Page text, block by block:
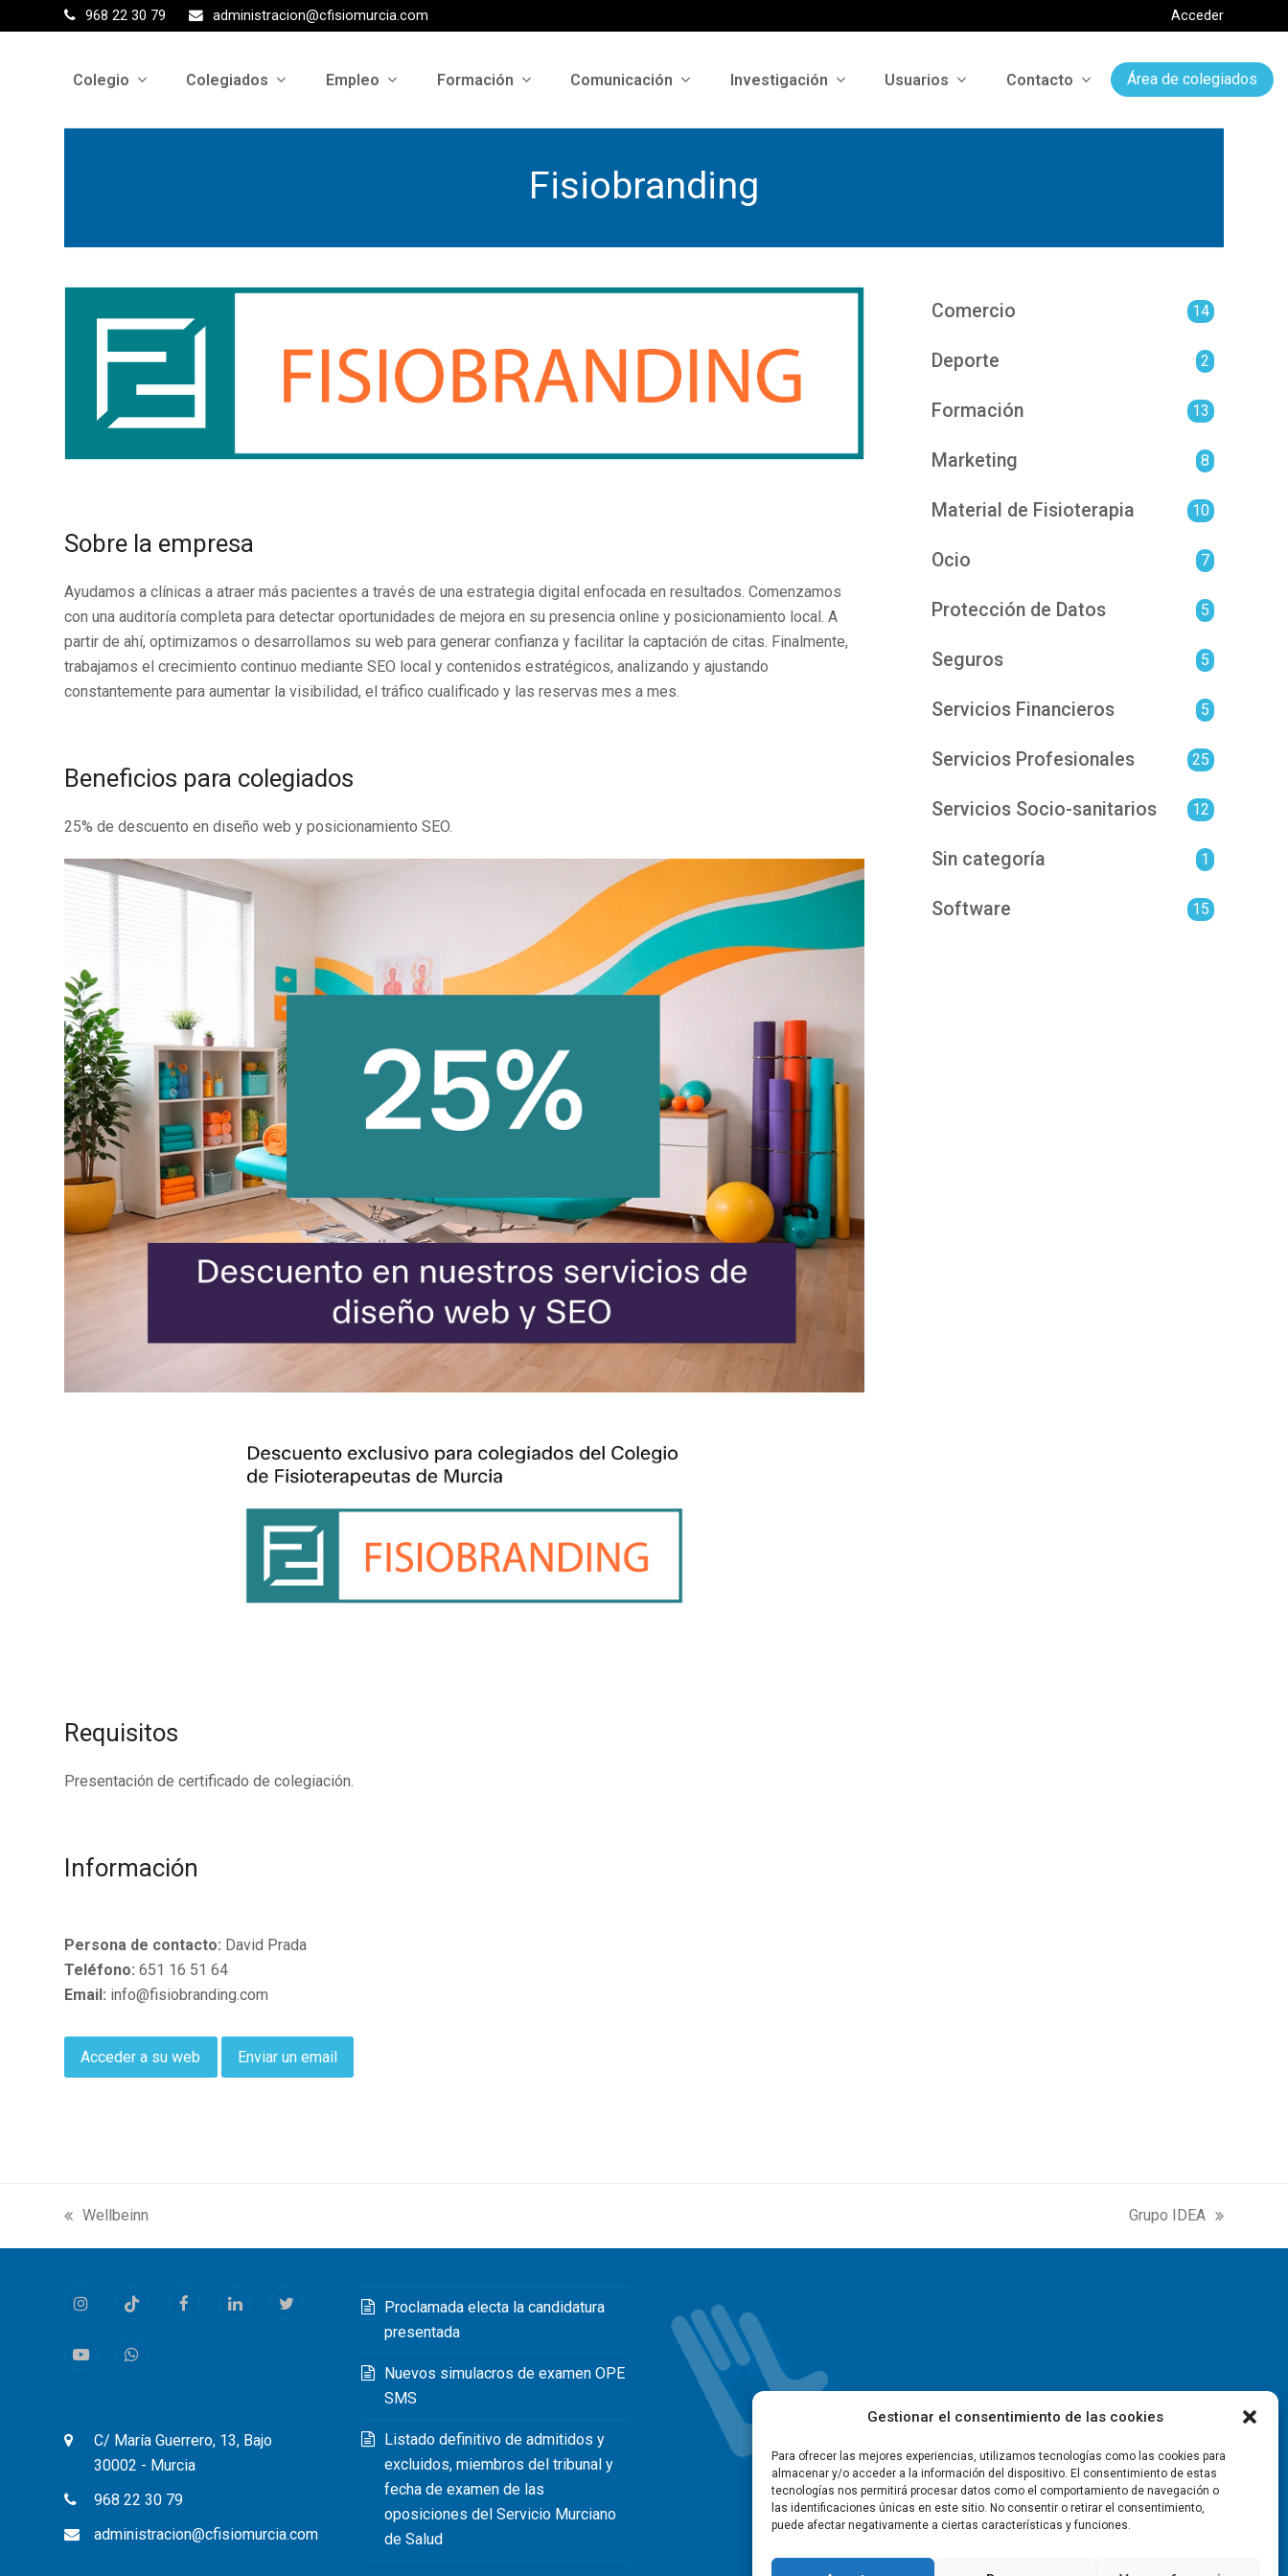
Gestionar el consentimiento de las cookies
Para ofrecer las mejores experiencias, utilizamos tecnologías como las cookies para
almacenar y/o acceder a la información del dispositivo. El consentimiento de estas
tecnologías nos permitirá procesar datos como el comportamiento de navegación o
las identificaciones únicas en este sitio. No consentir o retirar el consentimiento,
puede afectar negativamente a ciertas características y funciones.
968 22 30 79 administracion@cfisiomurcia.com Acceder
Colegio Colegiados Empleo Formación Comunicación Investigación Usuarios Contacto Área de colegiados
Fisiobranding
Sobre la empresa
Ayudamos a clínicas a atraer más pacientes a través de una estrategia digital enfocada en resultados. Comenzamos
con una auditoría completa para detectar oportunidades de mejora en su presencia online y posicionamiento local. A
partir de ahí, optimizamos o desarrollamos su web para generar confianza y facilitar la captación de citas. Finalmente,
trabajamos el crecimiento continuo mediante SEO local y contenidos estratégicos, analizando y ajustando
constantemente para aumentar la visibilidad, el tráfico cualificado y las reservas mes a mes.
Beneficios para colegiados
25% de descuento en diseño web y posicionamiento SEO.
Requisitos
Presentación de certificado de colegiación.
Información
Persona de contacto: David Prada
Teléfono: 651 16 51 64
Email: info@fisiobranding.com
Acceder a su web Enviar un email
Comercio 14
Deporte 2
Formación 13
Marketing 8
Material de Fisioterapia 10
Ocio 7
Protección de Datos 5
Seguros 5
Servicios Financieros 5
Servicios Profesionales 25
Servicios Socio-sanitarios 12
Sin categoría 1
Software 15
previous
post:
Wellbeinn
next
post:
Grupo IDEA
InstagramTiktok FacebookLinkedInTwitter
YoutubeWhatsapp
C/ María Guerrero, 13, Bajo
30002 - Murcia
968 22 30 79
administracion@cfisiomurcia.com
Proclamada electa la candidatura
presentada
Nuevos simulacros de examen OPE
SMS
Listado definitivo de admitidos y
excluidos, miembros del tribunal y
fecha de examen de las
oposiciones del Servicio Murciano
de Salud